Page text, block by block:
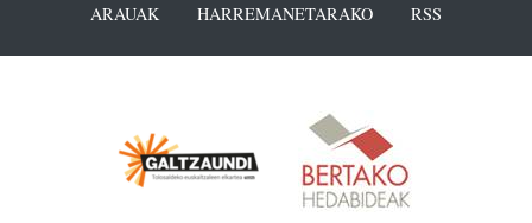
ARAUAK
HARREMANETARAKO RSS